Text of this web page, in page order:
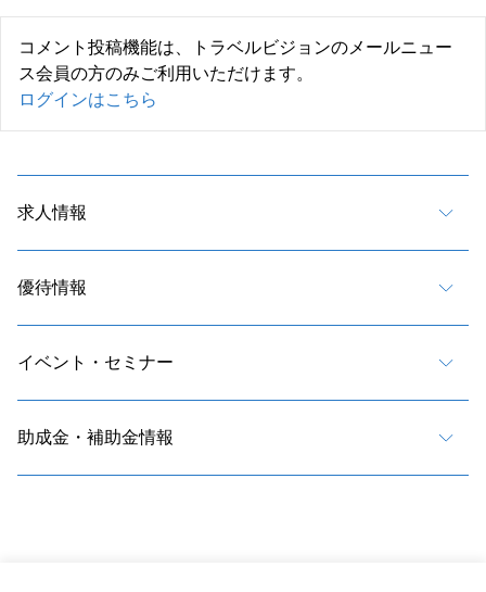
コメント投稿機能は、トラベルビジョンのメールニュー
ス会員の方のみご利用いただけます。
ログインはこちら
求人情報
優待情報
イベント・セミナー
助成金・補助金情報